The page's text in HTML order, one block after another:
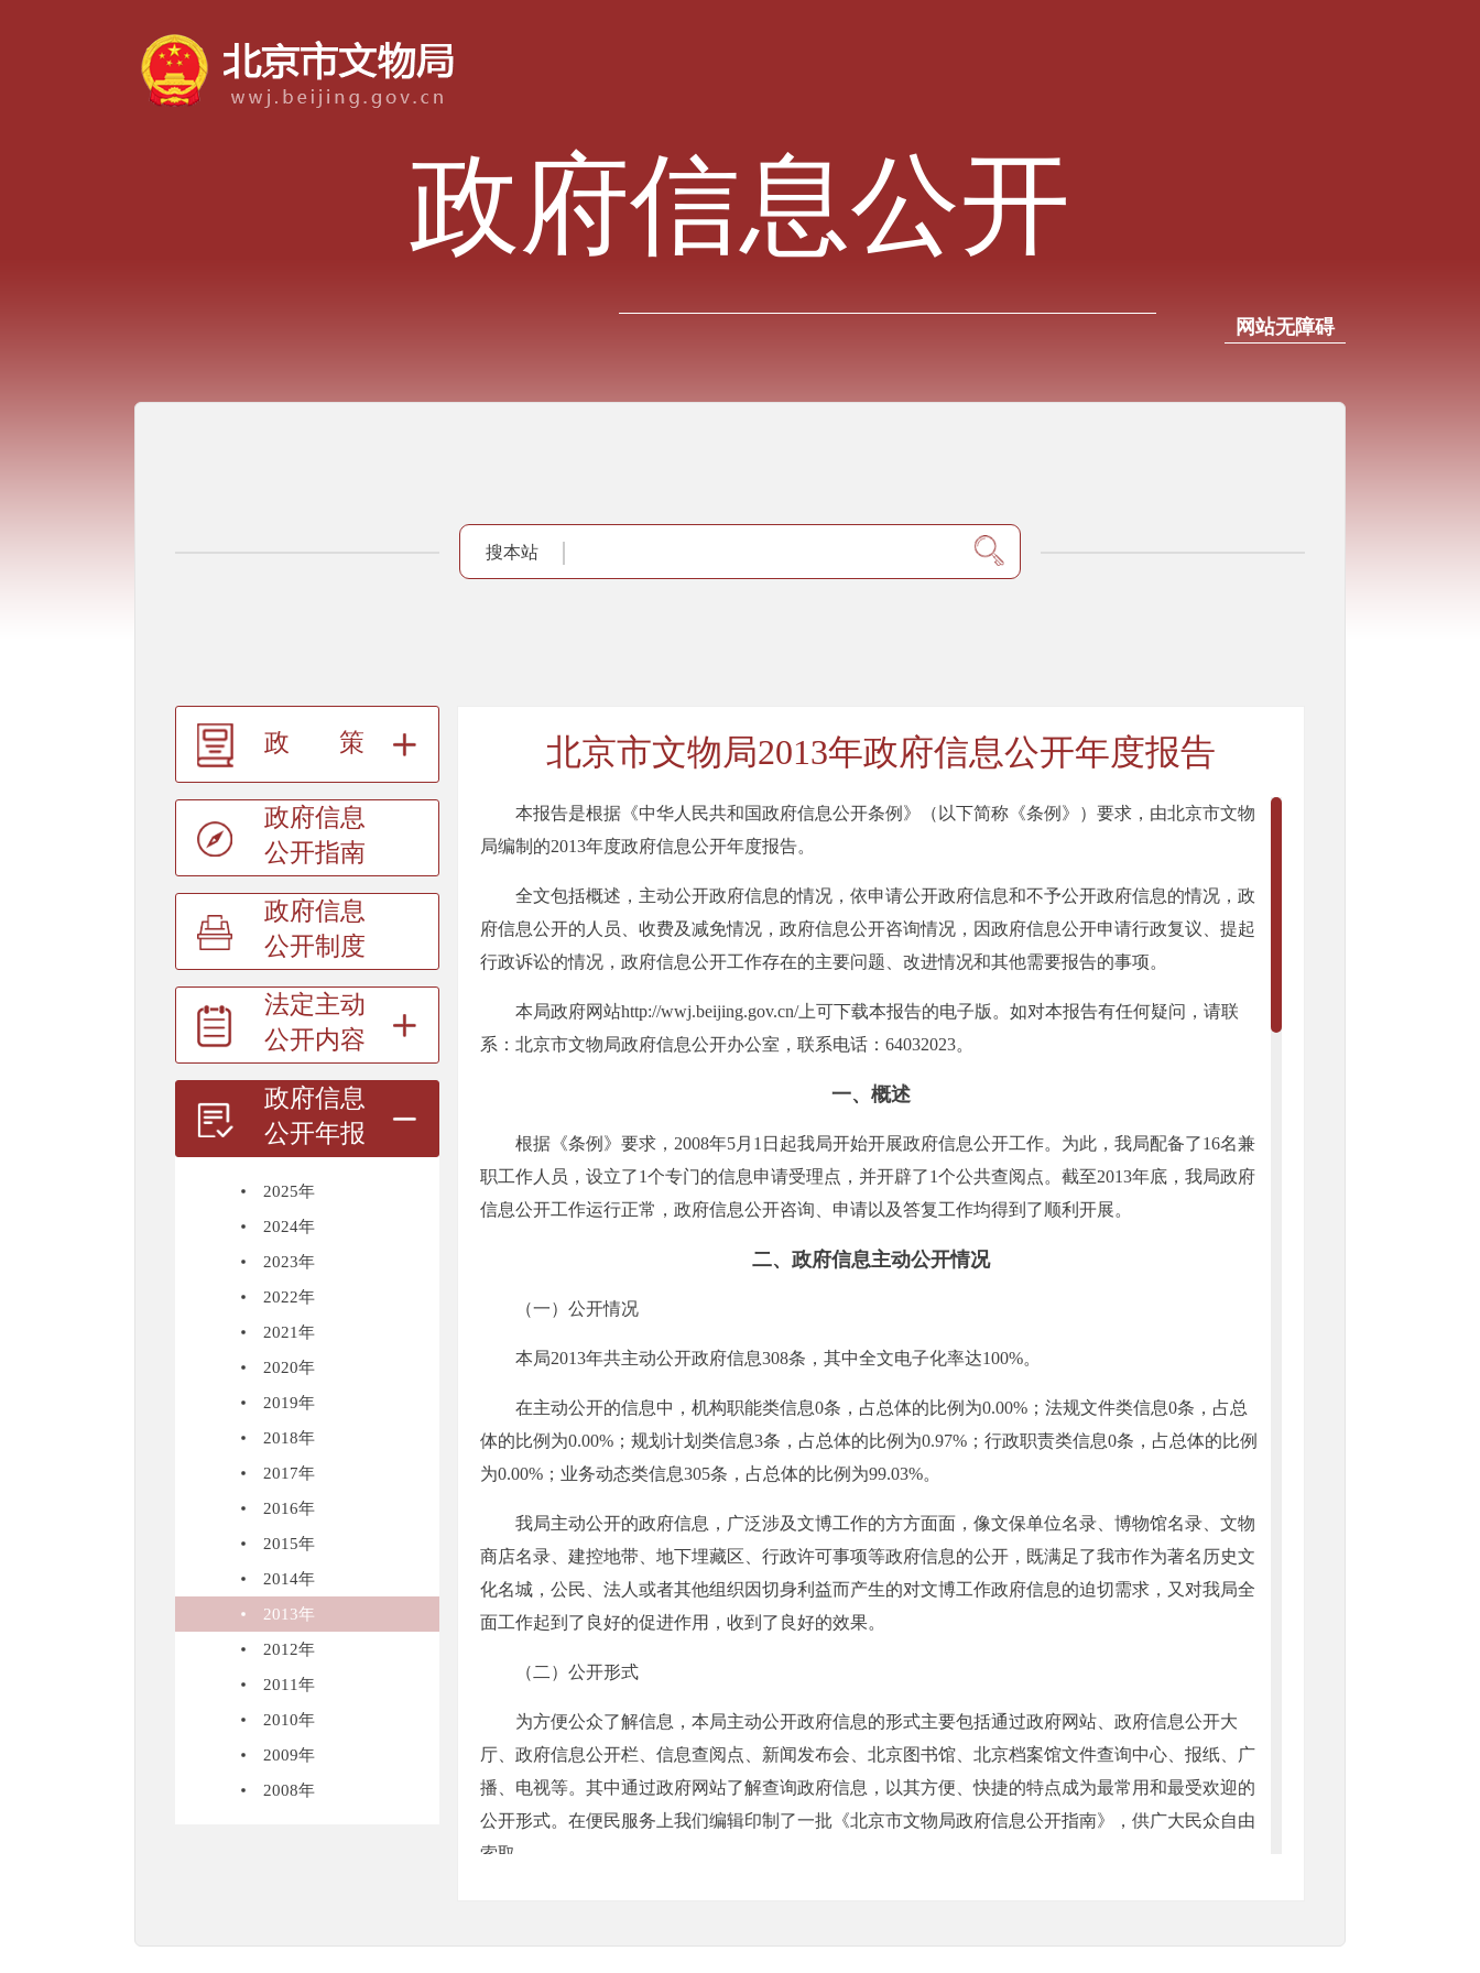
政府信息公开
网站无障碍
搜本站
政策
政府信息
公开指南
政府信息
公开制度
法定主动
公开内容
政府信息
公开年报
2025年
2024年
2023年
2022年
2021年
2020年
2019年
2018年
2017年
2016年
2015年
2014年
2013年
2012年
2011年
2010年
2009年
2008年
北京市文物局2013年政府信息公开年度报告
本报告是根据《中华人民共和国政府信息公开条例》（以下简称《条例》）要求，由北京市文物
局编制的2013年度政府信息公开年度报告。
全文包括概述，主动公开政府信息的情况，依申请公开政府信息和不予公开政府信息的情况，政
府信息公开的人员、收费及减免情况，政府信息公开咨询情况，因政府信息公开申请行政复议、提起
行政诉讼的情况，政府信息公开工作存在的主要问题、改进情况和其他需要报告的事项。
本局政府网站http://wwj.beijing.gov.cn/上可下载本报告的电子版。如对本报告有任何疑问，请联
系：北京市文物局政府信息公开办公室，联系电话：64032023。
一、概述
根据《条例》要求，2008年5月1日起我局开始开展政府信息公开工作。为此，我局配备了16名兼
职工作人员，设立了1个专门的信息申请受理点，并开辟了1个公共查阅点。截至2013年底，我局政府
信息公开工作运行正常，政府信息公开咨询、申请以及答复工作均得到了顺利开展。
二、政府信息主动公开情况
（一）公开情况
本局2013年共主动公开政府信息308条，其中全文电子化率达100%。
在主动公开的信息中，机构职能类信息0条，占总体的比例为0.00%；法规文件类信息0条，占总
体的比例为0.00%；规划计划类信息3条，占总体的比例为0.97%；行政职责类信息0条，占总体的比例
为0.00%；业务动态类信息305条，占总体的比例为99.03%。
我局主动公开的政府信息，广泛涉及文博工作的方方面面，像文保单位名录、博物馆名录、文物
商店名录、建控地带、地下埋藏区、行政许可事项等政府信息的公开，既满足了我市作为著名历史文
化名城，公民、法人或者其他组织因切身利益而产生的对文博工作政府信息的迫切需求，又对我局全
面工作起到了良好的促进作用，收到了良好的效果。
（二）公开形式
为方便公众了解信息，本局主动公开政府信息的形式主要包括通过政府网站、政府信息公开大
厅、政府信息公开栏、信息查阅点、新闻发布会、北京图书馆、北京档案馆文件查询中心、报纸、广
播、电视等。其中通过政府网站了解查询政府信息，以其方便、快捷的特点成为最常用和最受欢迎的
公开形式。在便民服务上我们编辑印制了一批《北京市文物局政府信息公开指南》，供广大民众自由
索取。
（一）申请情况